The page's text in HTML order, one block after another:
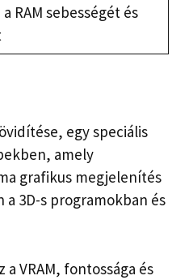
RAM sebességét és
egy speciális
amely
grafikus megjelenítés
3D-s programokban és
VRAM, fontossága és